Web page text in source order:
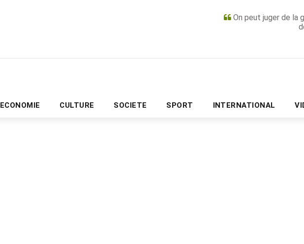
On peut juger de la
ECONOMIE CULTURE SOCIETE SPORT INTERNATIONAL
PUBLICITÉ